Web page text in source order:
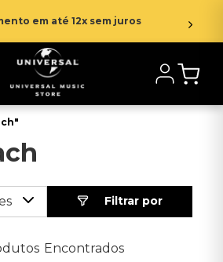
em até 12x sem juros